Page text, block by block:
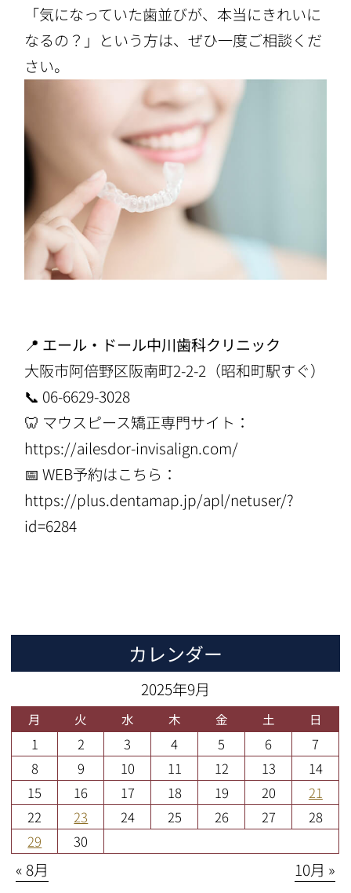
「気になっていた歯並びが、本当にきれいに
なるの？」という方は、ぜひ一度ご相談くだ
さい。
📍 エール・ドール中川歯科クリニック
大阪市阿倍野区阪南町2-2-2（昭和町駅すぐ）
📞 06-6629-3028
🦷 マウスピース矯正専門サイト：
https://ailesdor-invisalign.com/
📅 WEB予約はこちら：
https://plus.dentamap.jp/apl/netuser/?
id=6284
カレンダー
2025年9月
月 火 水 木 金 土 日
1 2 3 4 5 6
7
8
9 10 11 12 13
14
15
16 17 18 19 20
21
22
23 24 25 26 27
28
29
30
« 8月 10月 »